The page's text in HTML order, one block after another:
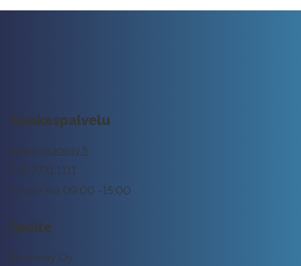
Asiakaspalvelu
tuki@rockway.fi
Arkisin klo 09:00 -15:00
045 7731 1111
Osoite
Rockway Oy